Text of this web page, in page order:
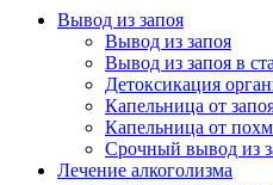
Вывод из запоя
Вывод из запоя
Вывод из запоя в
Детоксикация
Капельница от
Капельница от
Срочный вывод из
Лечение алкоголизма